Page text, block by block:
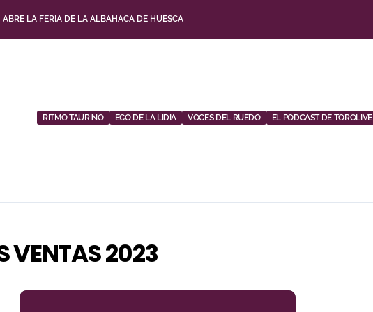
ABRE LA FERIA DE LA ALBAHACA DE HUESCA
ALICIENTES Y MARCADO ACENTO TORISTA
TEMPORADA DE FIGURA Y EL PALCO NIEGA EL PREMIO A ROCA REY
LA CORRIDA DE SEIS REJONEADORES EN EL PUERTO DE SANTA MARÍA ESTA NOCHE
RITMO TAURINO ECO DE LA LIDIA VOCES DEL RUEDO EL PODCAST DE TOROLIVE
VENTAS 2023